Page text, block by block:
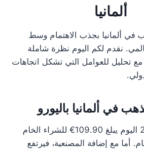
ألمانيا
في ألمانيا بجذب الاهتمام وسط
نقدم لكم اليوم نظرة شاملة
تحليل للعوامل التي تشكل اتجاهات
في ألمانيا باليورو
سعر الذهب عيار 24 اليوم يبلغ 109.90€ للشراء الخام
الخام. أما مع إضافة المصنعية، فيرتفع